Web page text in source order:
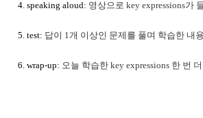
4. speaking aloud: 영상으로 key expressions가
5. test: 답이 1개 이상인 문제를 풀며 학습한 내
6. wrap-up: 오늘 학습한 key expressions 한 번